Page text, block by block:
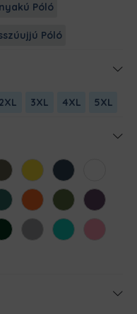
Póló
Póló
2XL 3XL 4XL 5XL
Citromsárga
Denim
NarancsOliva Padlizsán
Sportszürke
Türkiz
Világos
rózsaszín